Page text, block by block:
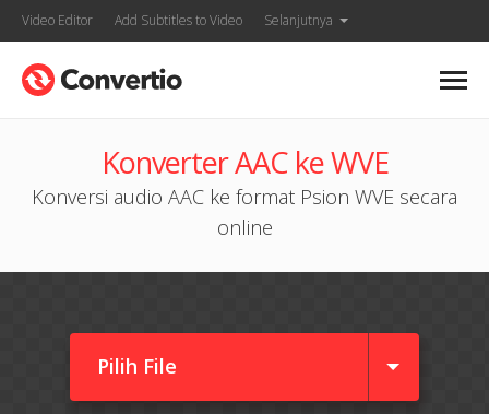
Video Editor Add Subtitles to Video Selanjutnya
Konverter AAC ke WVE
Konversi audio AAC ke format Psion WVE secara
online
Pilih File